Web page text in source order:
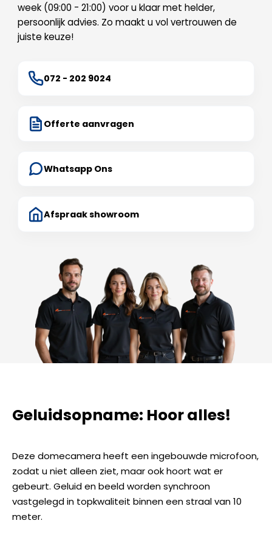
week (09:00 - 21:00) voor u klaar met helder,
persoonlijk advies. Zo maakt u vol vertrouwen de
juiste keuze!
072 - 202 9024
Offerte aanvragen
Whatsapp Ons
Afspraak showroom
Geluidsopname: Hoor alles!
Deze domecamera heeft een ingebouwde microfoon,
zodat u niet alleen ziet, maar ook hoort wat er
gebeurt. Geluid en beeld worden synchroon
vastgelegd in topkwaliteit binnen een straal van 10
meter.